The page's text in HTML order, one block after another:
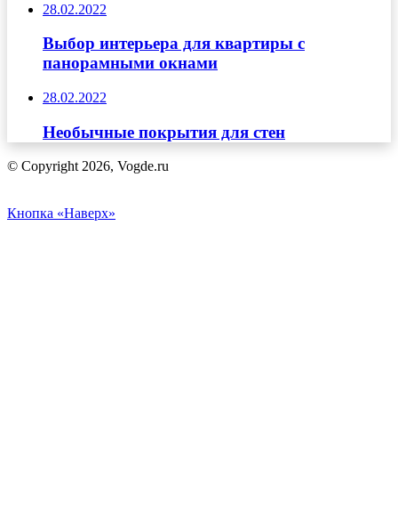
28.02.2022
Выбор интерьера для квартиры с
панорамными окнами
28.02.2022
Необычные покрытия для стен
© Copyright 2026, Vogde.ru
Кнопка «Наверх»